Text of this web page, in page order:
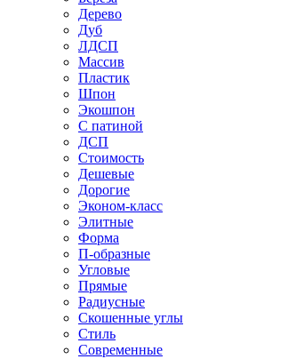
Дерево
Дуб
ЛДСП
Массив
Пластик
Шпон
Экошпон
С патиной
ДСП
Стоимость
Дешевые
Дорогие
Эконом-класс
Элитные
Форма
П-образные
Угловые
Прямые
Радиусные
Скошенные углы
Стиль
Современные